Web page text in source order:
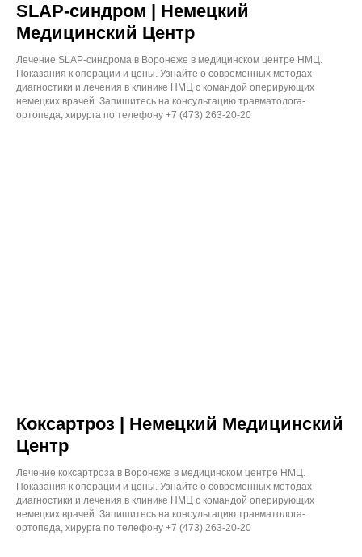
SLAP-синдром | Немецкий
Медицинский Центр
Лечение SLAP-синдрома в Воронеже в медицинском центре НМЦ.
Показания к операции и цены. Узнайте о современных методах
диагностики и лечения в клинике НМЦ с командой оперирующих
немецких врачей. Запишитесь на консультацию травматолога-
ортопеда, хирурга по телефону +7 (473) 263-20-20
Коксартроз | Немецкий Медицинский
Центр
Лечение коксартроза в Воронеже в медицинском центре НМЦ.
Показания к операции и цены. Узнайте о современных методах
диагностики и лечения в клинике НМЦ с командой оперирующих
немецких врачей. Запишитесь на консультацию травматолога-
ортопеда, хирурга по телефону +7 (473) 263-20-20
Трафик, лиды и продажи
Цены на сайте носят информационный
характер и не являются публичной
офертой в соответствии со статьей 437
ГК РФ.
Лицензция
Политика использования cookie-файлов
dmz-v.ru.